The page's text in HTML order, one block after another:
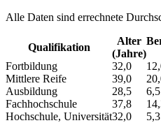
Alle Daten sind errechnete
Qualifikation
Alter
(Jahre)
Fortbildung
32,0
Mittlere Reife
39,0
Ausbildung
28,5 6,5
Fachhochschule
37,8
Hochschule, Universität32,0 5,3